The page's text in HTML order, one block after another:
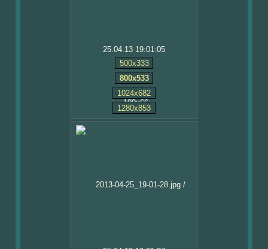
25.04.13 19:01:05
500x333
800x533
1024x682
1280x853